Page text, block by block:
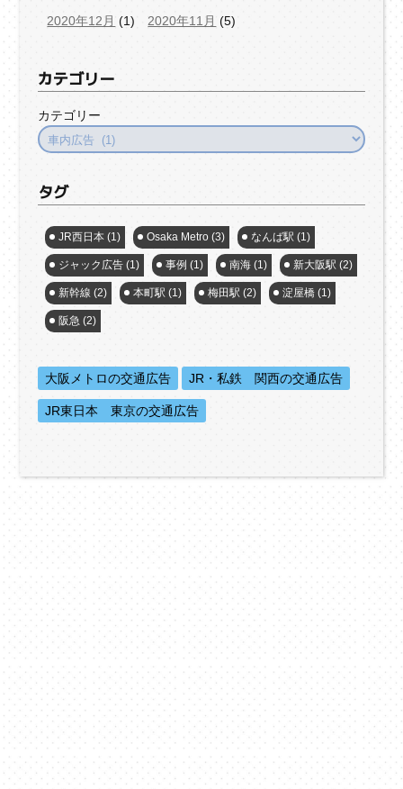
2020年12月 (1) 2020年11月 (5)
カテゴリー
カテゴリー
タグ
JR西日本 (1) Osaka Metro (3) なんば駅 (1)
ジャック広告 (1) 事例 (1) 南海 (1) 新大阪駅 (2)
新幹線 (2) 本町駅 (1) 梅田駅 (2) 淀屋橋 (1)
阪急 (2)
大阪メトロの交通広告 JR・私鉄 関西の交通広告
JR東日本 東京の交通広告